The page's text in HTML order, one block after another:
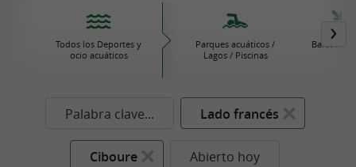
Todos los Deportes y
ocio acuáticos
Parques acuáticos /
Lagos / Piscinas
Barcos /
Palabra clave... Lado francés
Ciboure Abierto hoy